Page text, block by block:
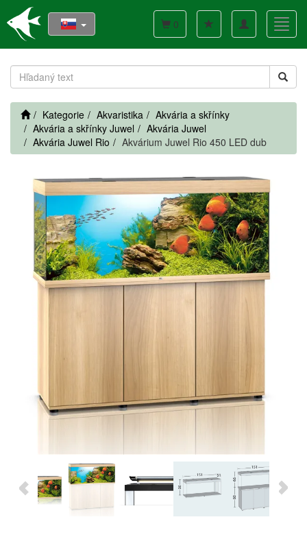
Toggle
navigation
0
Kategorie Akvaristika
Akvária a skřínky
Akvária a skřínky Juwel
Akvária Juwel
Akvária Juwel Rio
Akvárium Juwel Rio 450 LED dub